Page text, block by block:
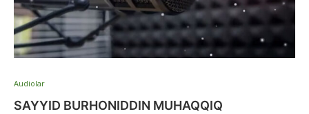
Audiolar
SAYYID BURHONIDDIN MUHAQQIQ